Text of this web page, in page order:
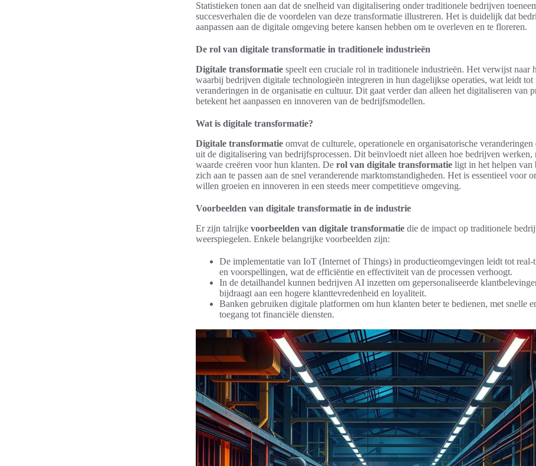
Statistieken tonen aan dat de snelheid van digitalisering onder traditionele bedrijven
succesverhalen die de voordelen van deze transformatie illustreren. Het is duidelijk dat
aanpassen aan de digitale omgeving betere kansen hebben om te overleven en te floreren.
De rol van digitale transformatie in traditionele industrieën
Digitale transformatie speelt een cruciale rol in traditionele industrieën. Het verwijst naar
waarbij bedrijven digitale technologieën integreren in hun dagelijkse operaties, wat leidt tot
veranderingen in de organisatie en cultuur. Dit gaat verder dan alleen het digitaliseren van
betekent het aanpassen en innoveren van de bedrijfsmodellen.
Wat is digitale transformatie?
Digitale transformatie omvat de culturele, operationele en organisatorische
uit de digitalisering van bedrijfsprocessen. Dit beïnvloedt niet alleen hoe bedrijven werken,
waarde creëren voor hun klanten. De rol van digitale transformatie ligt in het helpen van
zich aan te passen aan de snel veranderende marktomstandigheden. Het is essentieel voor
willen groeien en innoveren in een steeds meer competitieve omgeving.
Voorbeelden van digitale transformatie in de industrie
Er zijn talrijke voorbeelden van digitale transformatie die de impact op traditionele
weerspiegelen. Enkele belangrijke voorbeelden zijn:
De implementatie van IoT (Internet of Things) in productieomgevingen leidt tot
en voorspellingen, wat de efficiëntie en effectiviteit van de processen verhoogt.
In de detailhandel kunnen bedrijven AI inzetten om gepersonaliseerde
bijdraagt aan een hogere klanttevredenheid en loyaliteit.
Banken gebruiken digitale platformen om hun klanten beter te bedienen, met snelle
toegang tot financiële diensten.